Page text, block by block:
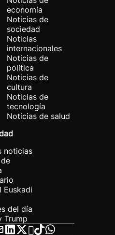
economía
Noticias de
sociedad
Noticias
internacionales
Noticias de
política
Noticias de
cultura
Noticias de
tecnología
Noticias de salud
noticias
Euskadi
del día
Trump